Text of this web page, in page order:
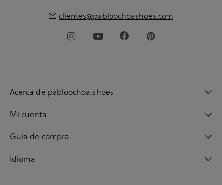
clientes@pabloochoashoes.com
Acerca de pabloochoa.shoes
Mi cuenta
Guía de compra
Idioma